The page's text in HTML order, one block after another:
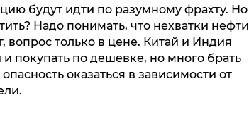
будут идти по разумному фрахту. Но
Надо понимать, что нехватки нефти
вопрос только в цене. Китай и Индия
и покупать по дешевке, но много брать
оказаться в зависимости от